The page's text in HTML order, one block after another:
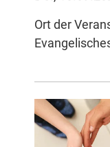
Ort der